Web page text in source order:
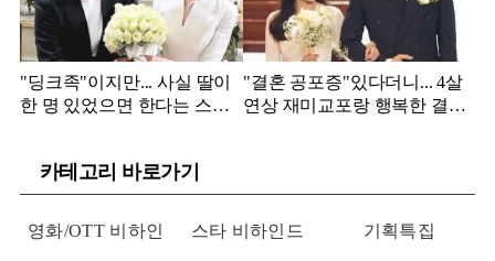
"딩크족"이지만... 사실 딸이
한 명 있었으면 한다는 스타
"결혼 공포증"있다더니... 4살
연상 재미교포랑 행복한 결혼
카테고리 바로가기
영화/OTT 비하인 스타 비하인드 기획특집